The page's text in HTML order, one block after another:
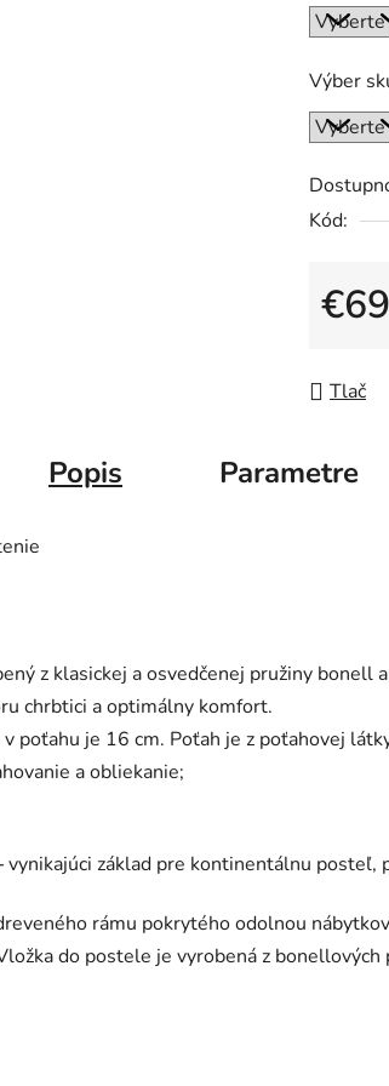
Výber
Kód:
Tlač
Popis Parametre
z klasickej a osvedčenej pružiny bonell
chrbtici a optimálny komfort.
poťahu je 16 cm. Poťah je z poťahovej
a obliekanie;
vynikajúci základ pre kontinentálnu posteľ,
rámu pokrytého odolnou
do postele je vyrobená z